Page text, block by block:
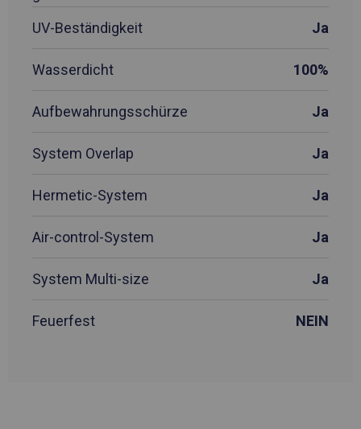
UV-Beständigkeit
Ja
Wasserdicht 100%
Aufbewahrungsschürze Ja
System Overlap Ja
Hermetic-System Ja
Air-control-System Ja
System Multi-size Ja
Feuerfest NEIN